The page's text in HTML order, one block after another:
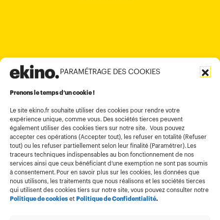
PARAMÉTRAGE DES COOKIES
Prenons le temps d’un cookie !
Le site ekino.fr souhaite utiliser des cookies pour rendre votre
expérience unique, comme vous. Des sociétés tierces peuvent
également utiliser des cookies tiers sur notre site. Vous pouvez
accepter ces opérations (Accepter tout), les refuser en totalité (Refuser
tout) ou les refuser partiellement selon leur finalité (Paramétrer). Les
traceurs techniques indispensables au bon fonctionnement de nos
services ainsi que ceux bénéficiant d’une exemption ne sont pas soumis
à consentement. Pour en savoir plus sur les cookies, les données que
nous utilisons, les traitements que nous réalisons et les sociétés tierces
qui utilisent des cookies tiers sur notre site, vous pouvez consulter notre
Politique de cookiesetPolitique de Confidentialité.
Informations légales
Conditions générales d’utilisation
Politique de confidentialité
Politique cookies
Gestion des cookies
Index égalité